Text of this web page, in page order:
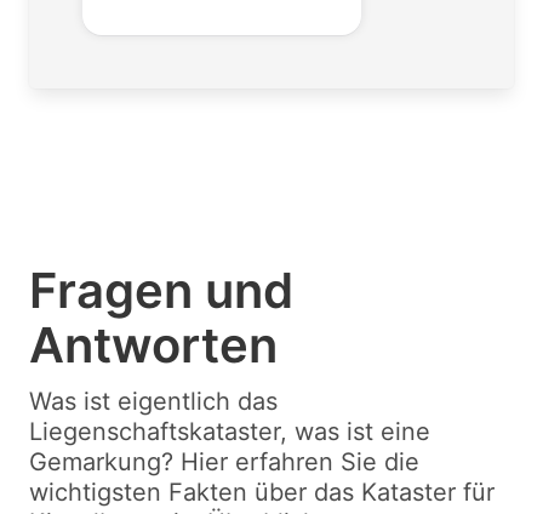
Fragen und
Antworten
Was ist eigentlich das
Liegenschaftskataster, was ist eine
Gemarkung? Hier erfahren Sie die
wichtigsten Fakten über das Kataster für